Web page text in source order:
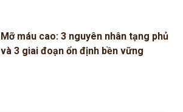
Mỡ máu cao: 3 nguyên nhân tạng phủ
và 3 giai đoạn ổn định bền vững